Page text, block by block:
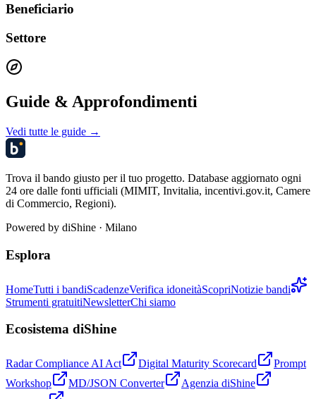
Beneficiario
Settore
Guide & Approfondimenti
Vedi tutte le guide →
Trova il bando giusto per il tuo progetto. Database aggiornato ogni
24 ore dalle fonti ufficiali (MIMIT, Invitalia, incentivi.gov.it, Camere
di Commercio, Regioni).
Powered by diShine · Milano
Esplora
HomeTutti i bandiScadenzeVerifica idoneitàScopriNotizie bandi
Strumenti gratuitiNewsletterChi siamo
Ecosistema diShine
Radar Compliance AI Act Digital Maturity Scorecard
Prompt
Workshop
MD/JSON Converter
Agenzia diShine